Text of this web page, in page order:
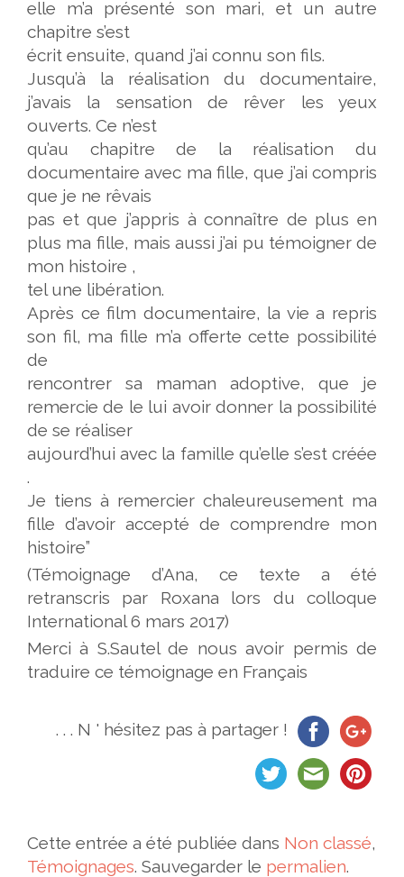
elle m’a présenté son mari, et un autre
chapitre s’est
écrit ensuite, quand j’ai connu son fils.
Jusqu’à la réalisation du documentaire,
j’avais la sensation de rêver les yeux
ouverts. Ce n’est
qu’au chapitre de la réalisation du
documentaire avec ma fille, que j’ai compris
que je ne rêvais
pas et que j’appris à connaître de plus en
plus ma fille, mais aussi j’ai pu témoigner de
mon histoire ,
tel une libération.
Après ce film documentaire, la vie a repris
son fil, ma fille m’a offerte cette possibilité
de
rencontrer sa maman adoptive, que je
remercie de le lui avoir donner la possibilité
de se réaliser
aujourd’hui avec la famille qu’elle s’est créée
.
Je tiens à remercier chaleureusement ma
fille d’avoir accepté de comprendre mon
histoire”
(Témoignage d’Ana, ce texte a été
retranscris par Roxana lors du colloque
International 6 mars 2017)
Merci à S.Sautel de nous avoir permis de
traduire ce témoignage en Français
. . . N ' hésitez pas à partager !
Cette entrée a été publiée dans Non classé,
Témoignages. Sauvegarder le permalien.